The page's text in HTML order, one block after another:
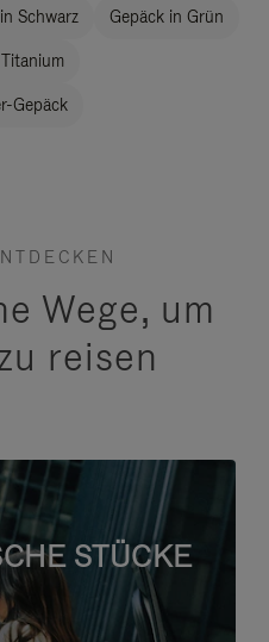
Schwarz Gepäck in Grün
Gepäck
Wege, um
reisen
STÜCKE